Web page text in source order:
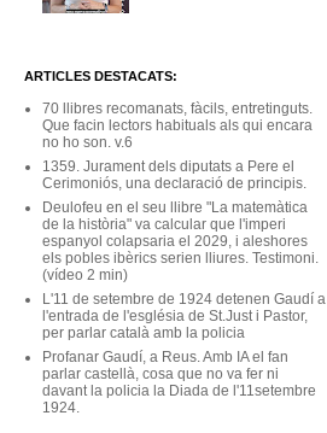
ARTICLES DESTACATS:
70 llibres recomanats, fàcils, entretinguts.
Que facin lectors habituals als qui encara
no ho son. v.6
1359. Jurament dels diputats a Pere el
Cerimoniós, una declaració de principis.
Deulofeu en el seu llibre "La matemàtica
de la història" va calcular que l'imperi
espanyol colapsaria el 2029, i aleshores
els pobles ibèrics serien lliures. Testimoni.
(vídeo 2 min)
L'11 de setembre de 1924 detenen Gaudí a
l'entrada de l'església de St.Just i Pastor,
per parlar català amb la policia
Profanar Gaudí, a Reus. Amb IA el fan
parlar castellà, cosa que no va fer ni
davant la policia la Diada de l'11setembre
1924.